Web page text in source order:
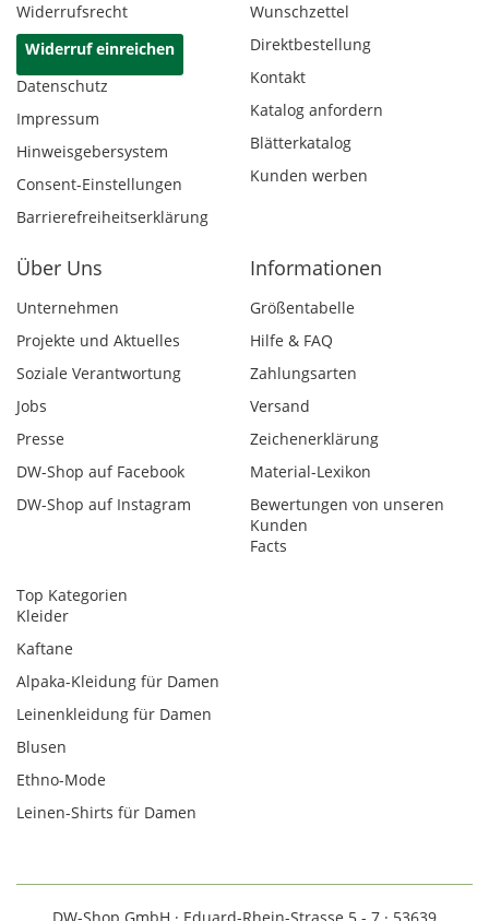
Widerrufsrecht
Widerruf einreichen
Datenschutz
Impressum
Hinweisgebersystem
Consent-Einstellungen
Barrierefreiheitserklärung
Wunschzettel
Direktbestellung
Kontakt
Katalog anfordern
Blätterkatalog
Kunden werben
Über Uns
Unternehmen
Projekte und Aktuelles
Soziale Verantwortung
Jobs
Presse
DW-Shop auf Facebook
DW-Shop auf Instagram
Informationen
Größentabelle
Hilfe & FAQ
Zahlungsarten
Versand
Zeichenerklärung
Material-Lexikon
Bewertungen von unseren
Kunden
Facts
Top Kategorien
Kleider
Kaftane
Alpaka-Kleidung für Damen
Leinenkleidung für Damen
Blusen
Ethno-Mode
Leinen-Shirts für Damen